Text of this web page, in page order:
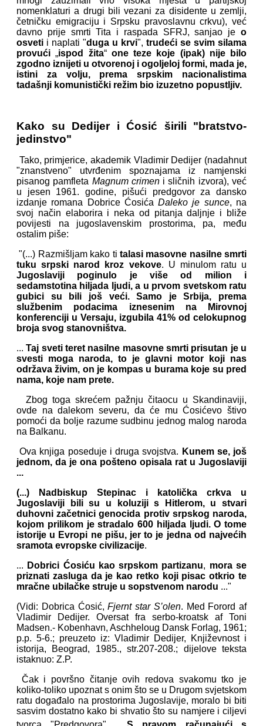
nomenklaturi a drugi bili vezani za disidente u zemlji,
četničku emigraciju i Srpsku pravoslavnu crkvu), već
davno prije smrti Tita i raspada SFRJ, sanjao je o
osveti i naplati "duga u krvi", trudeći se svim silama
provući„ispod žita“one teze koje (ipak) nije bilo
zgodno iznijeti u otvorenoj i ogoljeloj formi, mada je,
istini za volju, prema srpskim nacionalistima
tadašnji komunistički režim bio izuzetno popustljiv.
Kako su Dedijer i Ćosić širili "bratstvo-
jedinstvo"
Tako, primjerice, akademik Vladimir Dedijer (nadahnut
"znanstveno" utvrđenim spoznajama iz namjenski
pisanog pamfleta Magnum crimen i sličnih izvora), već
u jesen 1961. godine, pišući predgovor za dansko
izdanje romana Dobrice ĆosićaDaleko je sunce, na
svoj način elaborira i neka od pitanja daljnje i bliže
povijesti na jugoslavenskim prostorima, pa, među
ostalim piše:
"(...) Razmišljam kako ti talasi masovne nasilne smrti
tuku srpski narod kroz vekove. U minulom ratu u
Jugoslaviji poginulo je više od milion i
sedamstotina hiljada ljudi, a u prvom svetskom ratu
gubici su bili još veći. Samo je Srbija, prema
službenim podacima iznesenim na Mirovnoj
konferenciji u Versaju, izgubila 41% od celokupnog
broja svog stanovništva.
...Taj sveti teret nasilne masovne smrti prisutan je u
svesti moga naroda, to je glavni motor koji nas
održava živim, on je kompas u burama koje su pred
nama, koje nam prete.
Zbog toga skrećem pažnju čitaocu u Skandinaviji,
ovde na dalekom severu, da će mu Ćosićevo štivo
pomoći da bolje razume sudbinu jednog malog naroda
na Balkanu.
Ova knjiga poseduje i druga svojstva. Kunem se, još
jednom, da je ona pošteno opisala rat u Jugoslaviji
...
(...) Nadbiskup Stepinac i katolička crkva u
Jugoslaviji bili su u koluziji s Hitlerom, u stvari
duhovni začetnici genocida protiv srpskog naroda,
kojom prilikom je stradalo 600 hiljada ljudi. O tome
istorije u Evropi ne pišu, jer to je jedna od najvećih
sramota evropske civilizacije.
... Dobrici Ćosiću kao srpskom partizanu, mora se
priznati zasluga da je kao retko koji pisac otkrio te
mračne ubilačke struje u sopstvenom narodu ..."
(Vidi: Dobrica Ćosić,Fjernt star S’olen. Med Forord af
Vladimir Dedijer. Oversat fra serbo-kroatsk af Toni
Madsen.- Kobenhavn, Aschheloug Dansk Forlag, 1961;
p.p. 5-6.; preuzeto iz: Vladimir Dedijer, Književnost i
istorija, Beograd, 1985., str.207-208.; dijelove teksta
istaknuo: Z.P.
Čak i površno čitanje ovih redova svakomu tko je
koliko-toliko upoznat s onim što se u Drugom svjetskom
ratu događalo na prostorima Jugoslavije, moralo bi biti
sasvim dostatno kako bi shvatio što su namjere i ciljevi